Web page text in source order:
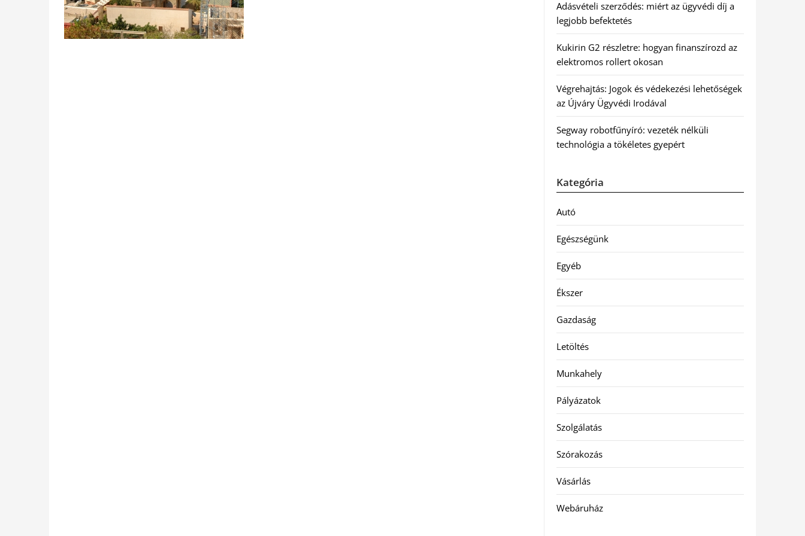
Adásvételi szerződés: miért az ügyvédi díj a
legjobb befektetés
Kukirin G2 részletre: hogyan finanszírozd az
elektromos rollert okosan
Végrehajtás: Jogok és védekezési lehetőségek
az Újváry Ügyvédi Irodával
Segway robotfűnyíró: vezeték nélküli
technológia a tökéletes gyepért
Kategória
Autó
Egészségünk
Egyéb
Ékszer
Gazdaság
Letöltés
Munkahely
Pályázatok
Szolgálatás
Szórakozás
Vásárlás
Webáruház